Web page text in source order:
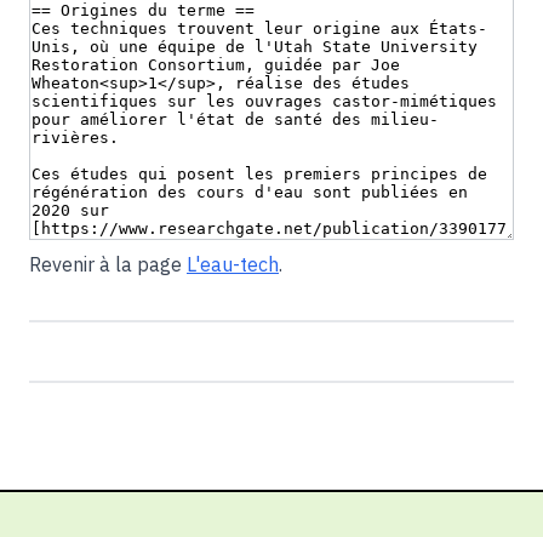
Revenir à la page L'eau-tech.